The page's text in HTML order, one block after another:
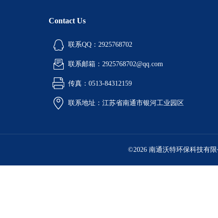
Contact Us
联系QQ：2925768702
联系邮箱：2925768702@qq.com
传真：0513-84312159
联系地址：江苏省南通市银河工业园区
©2026 南通沃特环保科技有